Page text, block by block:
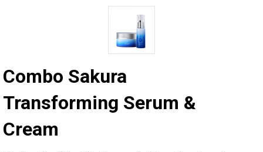
Combo Sakura
Transforming Serum &
Cream